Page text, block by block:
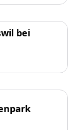
bei